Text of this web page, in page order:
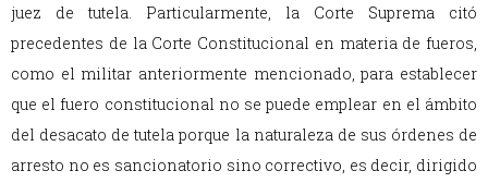
juez de tutela. Particularmente, la Corte Suprema citó
precedentes de la Corte Constitucional en materia de fueros,
como el militar anteriormente mencionado, para establecer
que el fuero constitucional no se puede emplear en el ámbito
del desacato de tutela porque la naturaleza de sus órdenes de
arresto no es sancionatorio sino correctivo, es decir, dirigido